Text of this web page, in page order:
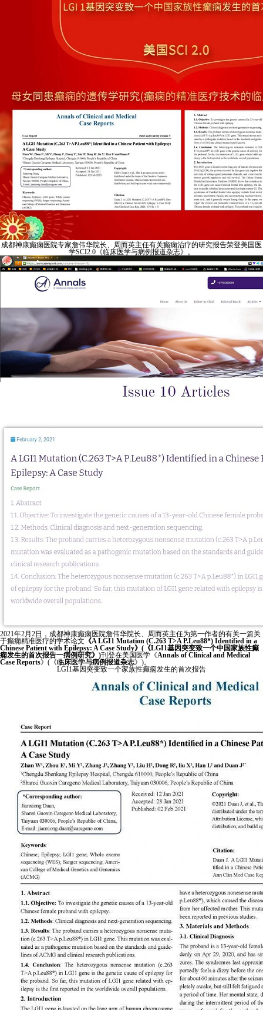
成都神康癫痫医院专家詹伟华院长、周而英主任有关癫痫治疗的研究报告荣登美国医
学SCI2.0《临床医学与病例报道杂志》。
2021年2月2日，成都神康癫痫医院詹伟华院长、周而英主任为第一作者的有关一篇关
于癫痫精准医疗的学术论文 《A LGI1 Mutation (C.263 T>A P.Leu88*) Identified in a
Chinese Patient with Epilepsy: A Case Study》(《LGI1基因突变致一个中国家族性癫
痫发生的首次报告一病例研究》)刊登在美国医学《Annals of Clinical and Medical
Case Reports》(《临床医学与病例报道杂志》)。
LGI1基因突变致一个家族性癫痫发生的首次报告